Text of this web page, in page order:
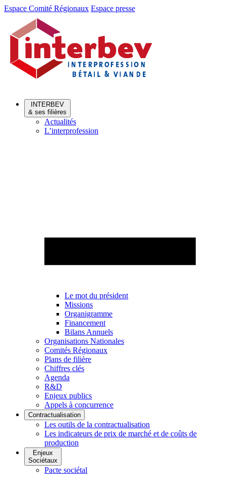
Aller
Aller
contenu
Espace Comité Régionaux Espace presse
INTERBEV
& ses filières
Actualités
L’interprofession
Le mot du président
Missions
Organigramme
Financement
Bilans Annuels
Organisations Nationales
Comités Régionaux
Plans de filière
Chiffres clés
Agenda
R&D
Enjeux publics
Appels à concurrence
Contractualisation
Les outils de la contractualisation
Les indicateurs de prix de marché et de coûts de
production
Enjeux
Sociétaux
Pacte sociétal